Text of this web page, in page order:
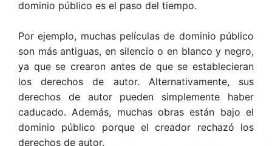
dominio público es el paso del tiempo.
Por ejemplo, muchas películas de dominio público
son más antiguas, en silencio o en blanco y negro,
ya que se crearon antes de que se establecieran
los derechos de autor. Alternativamente, sus
derechos de autor pueden simplemente haber
caducado. Además, muchas obras están bajo el
dominio público porque el creador rechazó los
derechos de autor.